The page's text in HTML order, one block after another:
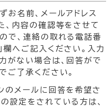
お名前、メールアドレス
、内容の確認等をさせて
で、連絡の取れる電話番
欄へご記入ください。入力
がない場合は、回答がで
ご了承ください。
のメールに回答を希望さ
設定をされている方は、